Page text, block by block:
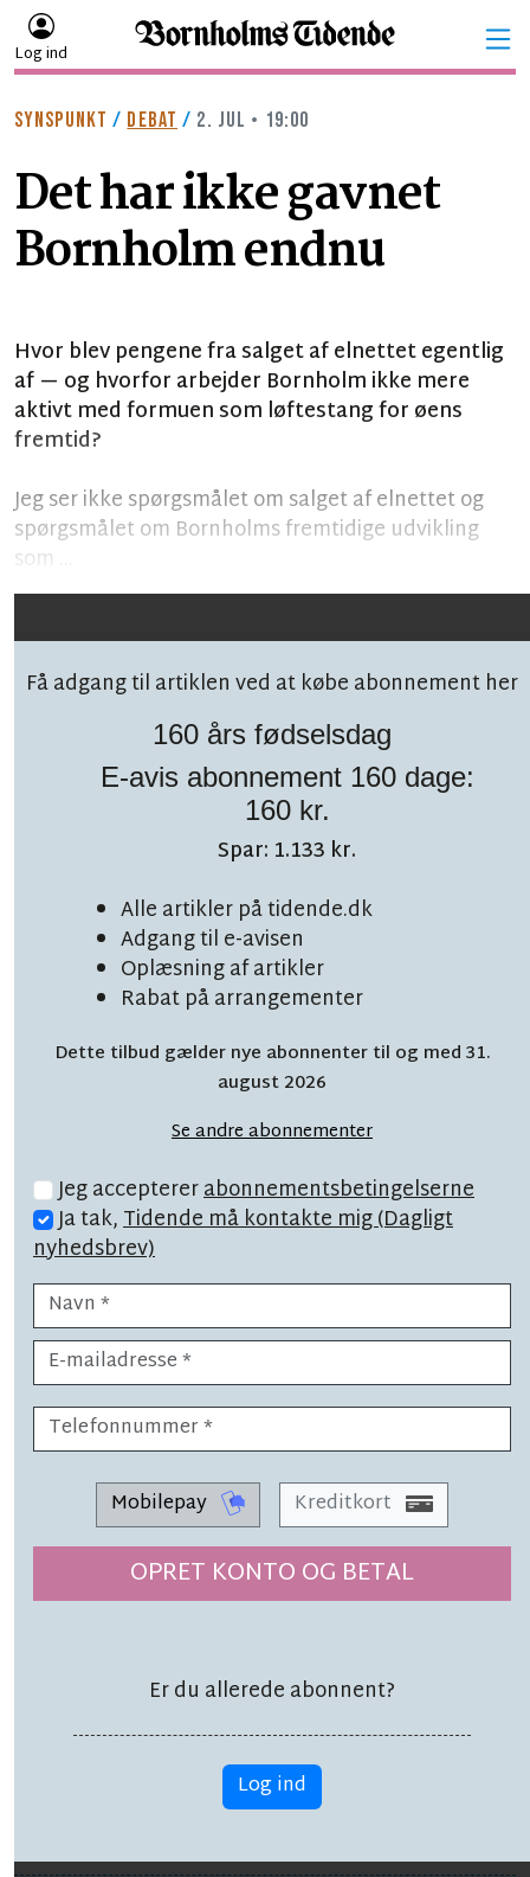
Log ind
SYNSPUNKT / DEBAT / 2. JUL • 19:00
Det har ikke gavnet
Bornholm endnu
Hvor blev pengene fra salget af elnettet egentlig
af — og hvorfor arbejder Bornholm ikke mere
aktivt med formuen som løftestang for øens
fremtid?
Jeg ser ikke spørgsmålet om salget af elnettet og
spørgsmålet om Bornholms fremtidige udvikling
som ...
Få adgang til artiklen ved at købe abonnement her
160 års fødselsdag
E-avis abonnement 160 dage:
160 kr.
Spar: 1.133 kr.
Alle artikler på tidende.dk
Adgang til e-avisen
Oplæsning af artikler
Rabat på arrangementer
Dette tilbud gælder nye abonnenter til og med 31.
august 2026
Se andre abonnementer
Jeg acceptererabonnementsbetingelserne
Ja tak,Tidende må kontakte mig (Dagligt
nyhedsbrev)
Mobilepay Kreditkort
OPRET KONTO OG BETAL
Er du allerede abonnent?
Log ind
Følg debatten på facebook!
TOPNYHEDLÆSETID 8 MIN.
BAT skruer kraftigt
ned for skolekørsel
LÆSETID 2 MIN.
Medlemstallet eksploderet: 'Det
er det, vi havde drømt om'
Danmarks dummeste:
'Bornholm er mit